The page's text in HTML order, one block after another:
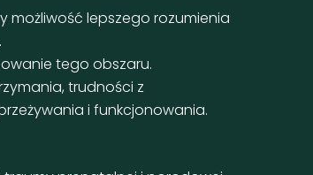
lepszego rozumienia
tego obszaru.
trudności z
i funkcjonowania.